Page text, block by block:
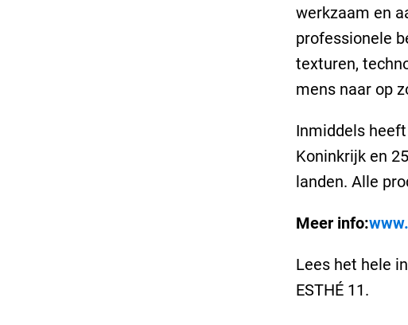
werkzaam en
professionele
texturen,
mens naar op
Inmiddels
Koninkrijk en
landen. Alle
Meer info:
Lees het hele
ESTHÉ 11.